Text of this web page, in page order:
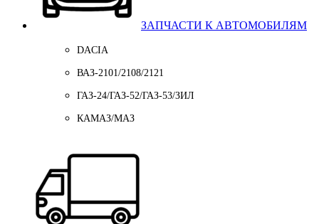
ЗАПЧАСТИ К АВТОМОБИЛЯМ
DACIA
ВАЗ-2101/2108/2121
ГАЗ-24/ГАЗ-52/ГАЗ-53/ЗИЛ
КАМАЗ/МАЗ